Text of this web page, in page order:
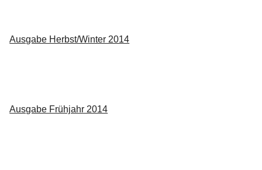
Ausgabe Herbst/Winter 2014
Ausgabe Frühjahr 2014